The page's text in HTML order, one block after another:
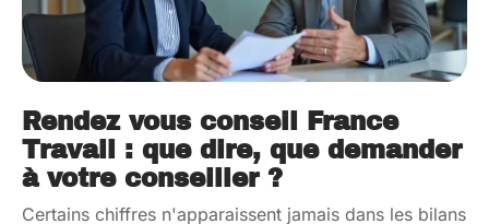
Rendez vous conseil France
Travail : que dire, que demander
à votre conseiller ?
Certains chiffres n'apparaissent jamais dans les bilans